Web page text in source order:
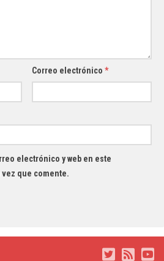
Correo electrónico*
electrónico y web en este
vez que comente.